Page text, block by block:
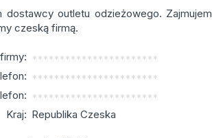
dostawcy outletu odzieżowego.
czeską firmą.
***********************
***********************
***********************
Kraj: Republika Czeska